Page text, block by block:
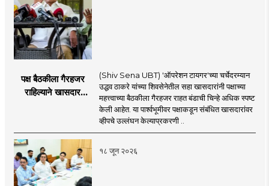
पक्ष बैठकीला गैरहजर
राहिल्याने खासदार
काय सांगतो?
(Shiv Sena UBT) 'ऑपरेशन टायगर'च्या चर्चेदरम्यान
उद्धव ठाकरे यांच्या शिवसेनेतील सहा खासदारांनी पक्षाच्या
महत्त्वाच्या बैठकीला गैरहजर राहत बंडाची चिन्हे अधिक स्पष्ट
केली आहेत. या पार्श्वभूमीवर पक्षाकडून संबंधित खासदारांवर
व्हीपचे उल्लंघन केल्याप्रकरणी ..
१८ जून २०२६